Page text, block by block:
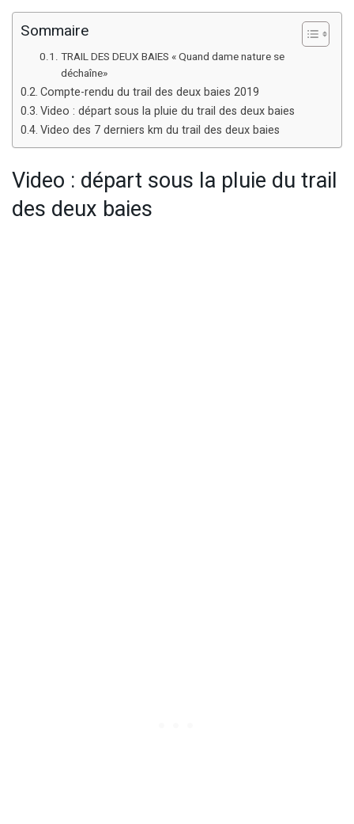
Sommaire
TRAIL DES DEUX BAIES « Quand dame nature se
déchaîne»
Compte-rendu du trail des deux baies 2019
Video : départ sous la pluie du trail des deux baies
Video des 7 derniers km du trail des deux baies
Video : départ sous la pluie du trail
des deux baies